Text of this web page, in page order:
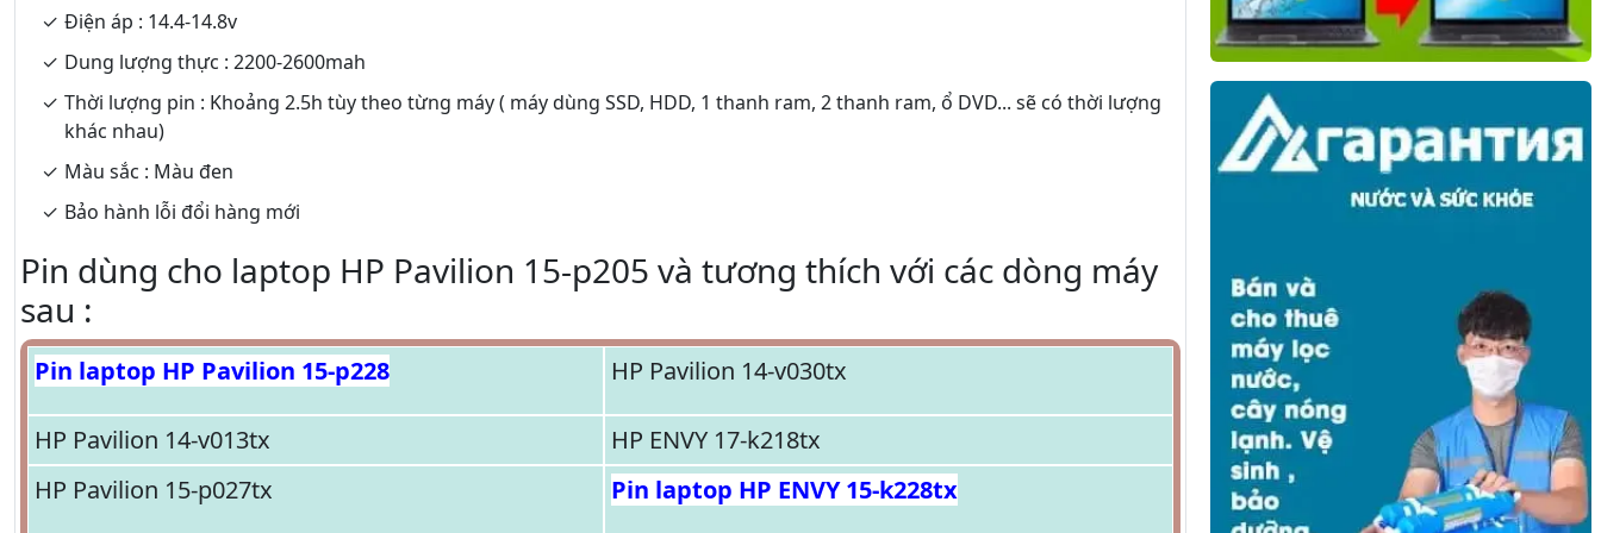
Điện áp : 14.4-14.8v
Dung lượng thực : 2200-2600mah
Thời lượng pin : Khoảng 2.5h tùy theo từng máy ( máy dùng SSD, HDD, 1 thanh ram, 2 thanh ram, ổ DVD... sẽ có thời lượng
khác nhau)
Màu sắc : Màu đen
Bảo hành lỗi đổi hàng mới
Pin dùng cho laptop HP Pavilion 15-p205 và tương thích với các dòng máy
sau :
Pin laptop HP Pavilion 15-p228 HP Pavilion 14-v030tx
HP Pavilion 14-v013tx
HP ENVY 17-k218tx
HP Pavilion 15-p027tx
Pin laptop HP ENVY 15-k228tx